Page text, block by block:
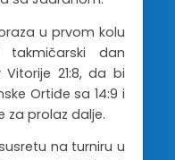
u prvom kolu
takmičarski dan
21:8, da bi
Ortiđe sa 14:9 i
za prolaz dalje.
na turniru u